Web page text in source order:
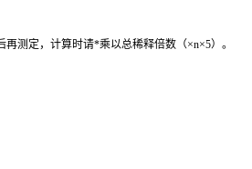
再测定，计算时请*乘以总稀释倍数（×n×5）。